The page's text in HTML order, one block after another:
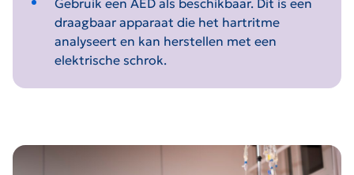
draagbaar apparaat die het hartritme
analyseert en kan herstellen met een
elektrische schrok.